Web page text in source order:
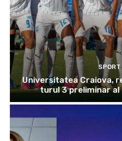
SPORT
Universitatea Craiova,
turul 3 preliminar al